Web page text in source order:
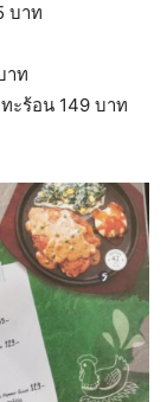
บาท
าท
ะร้อน 149 บาท